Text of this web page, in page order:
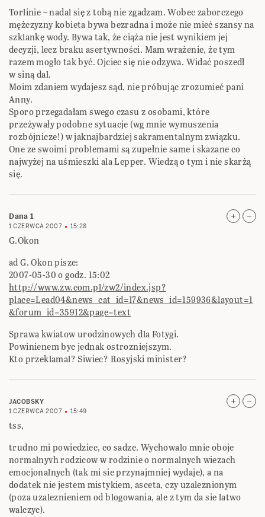
Torlinie – nadal się z tobą nie zgadzam. Wobec zaborczego
mężczyzny kobieta bywa bezradna i może nie mieć szansy na
szklankę wody. Bywa tak, że ciąża nie jest wynikiem jej
decyzji, lecz braku asertywności. Mam wrażenie, że tym
razem mogło tak być. Ojciec się nie odzywa. Widać poszedł
w siną dal.
Moim zdaniem wydajesz sąd, nie próbując zrozumieć pani
Anny.
Sporo przegadałam swego czasu z osobami, które
przeżywały podobne sytuacje (wg mnie wymuszenia
rozbójnicze!) w jaknajbardziej sakramentalnym związku.
One ze swoimi problemami są zupełnie same i skazane co
najwyżej na uśmieszki ala Lepper. Wiedzą o tym i nie skarżą
się.
Dana 1
1 CZERWCA 2007 15:28
G.Okon
ad G. Okon pisze:
2007-05-30 o godz. 15:02
http://www.zw.com.pl/zw2/index.jsp?
place=Lead04&news_cat_id=17&news_id=159936&layout=1
&forum_id=35912&page=text
Sprawa kwiatow urodzinowych dla Fotygi.
Powinienem byc jednak ostrozniejszym.
Kto przeklamal? Siwiec? Rosyjski minister?
JACOBSKY
1 CZERWCA 2007
15:49
tss,
trudno mi powiedziec, co sadze. Wychowalo mnie oboje
normalnyvh rodzicow w rodzinie o normalnych wiezach
emocjonalnych (tak mi sie przynajmniej wydaje), a na
dodatek nie jestem mistykiem, asceta, czy uzaleznionym
(poza uzaleznieniem od blogowania, ale z tym da sie latwo
walczyc).